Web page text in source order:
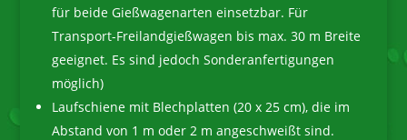
für beide Gießwagenarten einsetzbar. Für
Transport-Freilandgießwagen bis max. 30 m Breite
geeignet. Es sind jedoch Sonderanfertigungen
möglich)
Laufschiene mit Blechplatten (20 x 25 cm), die im
Abstand von 1 m oder 2 m angeschweißt sind.